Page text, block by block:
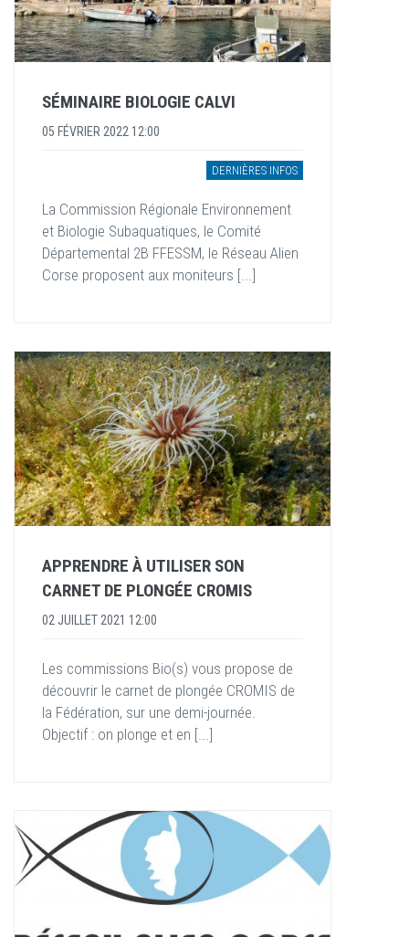
SÉMINAIRE BIOLOGIE CALVI
05 FÉVRIER 2022 12:00
DERNIÈRES INFOS
La Commission Régionale Environnement
et Biologie Subaquatiques, le Comité
Départemental 2B FFESSM, le Réseau Alien
Corse proposent aux moniteurs [...]
APPRENDRE À UTILISER SON
CARNET DE PLONGÉE CROMIS
02 JUILLET 2021 12:00
Les commissions Bio(s) vous propose de
découvrir le carnet de plongée CROMIS de
la Fédération, sur une demi-journée.
Objectif : on plonge et en [...]